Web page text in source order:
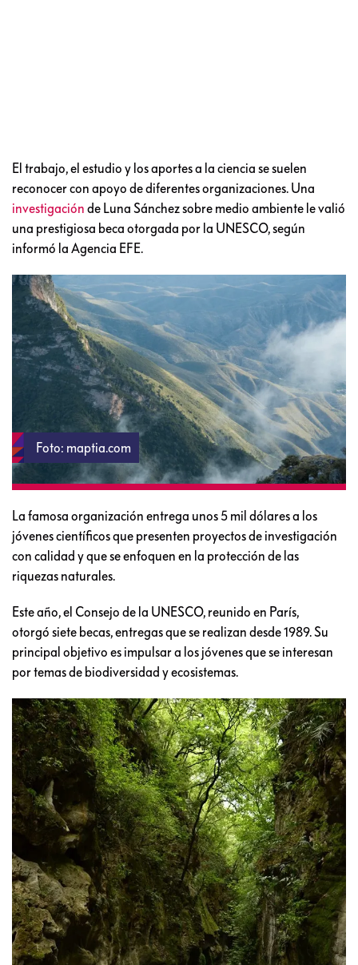
El trabajo, el estudio y los aportes a la ciencia se suelen
reconocer con apoyo de diferentes organizaciones. Una
investigación de Luna Sánchez sobre medio ambiente le valió
una prestigiosa beca otorgada por la UNESCO, según
informó la Agencia EFE.
Foto: maptia.com
La famosa organización entrega unos 5 mil dólares a los
jóvenes científicos que presenten proyectos de investigación
con calidad y que se enfoquen en la protección de las
riquezas naturales.
Este año, el Consejo de la UNESCO, reunido en París,
otorgó siete becas, entregas que se realizan desde 1989. Su
principal objetivo es impulsar a los jóvenes que se interesan
por temas de biodiversidad y ecosistemas.